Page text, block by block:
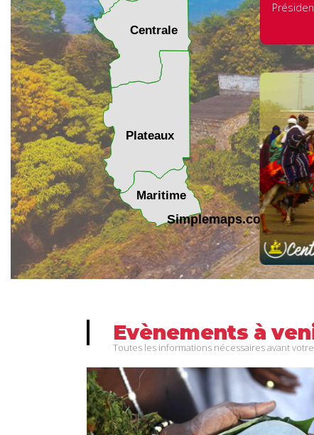
Plateaux
Centrale
Maritime
Simplemaps.com Trial
Evènements à
Toutes les informations nécessaires avant